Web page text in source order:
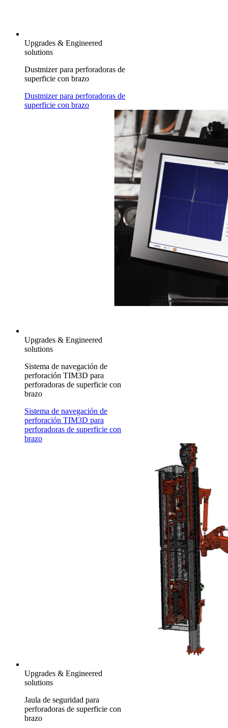
Upgrades & Engineered
solutions
Dustmizer para perforadoras de
superficie con brazo
Dustmizer para perforadoras de
superficie con brazo
Upgrades & Engineered
solutions
Sistema de navegación de
perforación TIM3D para
perforadoras de superficie con
brazo
Sistema de navegación de
perforación TIM3D para
perforadoras de superficie con
brazo
Upgrades & Engineered
solutions
Jaula de seguridad para
perforadoras de superficie con
brazo